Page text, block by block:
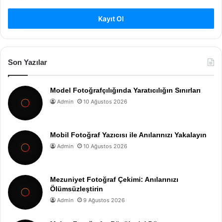
Kayıt Ol
Son Yazılar
Model Fotoğrafçılığında Yaratıcılığın Sınırları
Admin 10 Ağustos 2026
Mobil Fotoğraf Yazıcısı ile Anılarınızı Yakalayın
Admin 10 Ağustos 2026
Mezuniyet Fotoğraf Çekimi: Anılarınızı
Ölümsüzleştirin
Admin 9 Ağustos 2026